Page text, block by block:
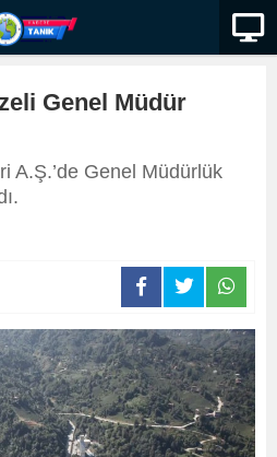
Genel Müdür
A.Ş.’de Genel Müdürlük